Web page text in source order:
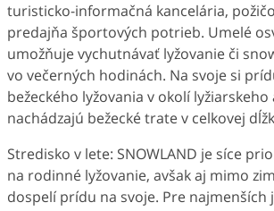
turisticko-informačná kancelária,
predajňa športových potrieb. Umelé
umožňuje vychutnávať lyžovanie či
vo večerných hodinách. Na svoje si
bežeckého lyžovania v okolí lyžiarskeho
nachádzajú bežecké trate v celkovej
Stredisko v lete: SNOWLAND je síce
na rodinné lyžovanie, avšak aj mimo
dospelí prídu na svoje. Pre najmenších